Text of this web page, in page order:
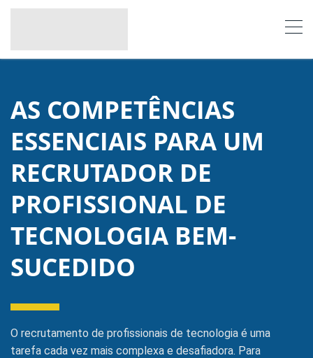
AS COMPETÊNCIAS
ESSENCIAIS PARA UM
RECRUTADOR DE
PROFISSIONAL DE
TECNOLOGIA BEM-
SUCEDIDO
O recrutamento de profissionais de tecnologia é uma
tarefa cada vez mais complexa e desafiadora. Para